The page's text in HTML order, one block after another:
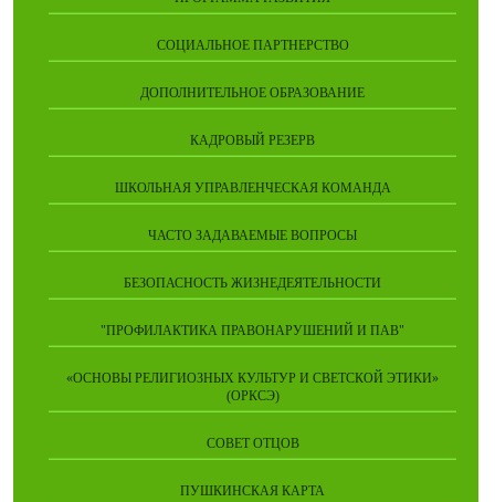
СОЦИАЛЬНОЕ ПАРТНЕРСТВО
ДОПОЛНИТЕЛЬНОЕ ОБРАЗОВАНИЕ
КАДРОВЫЙ РЕЗЕРВ
ШКОЛЬНАЯ УПРАВЛЕНЧЕСКАЯ КОМАНДА
ЧАСТО ЗАДАВАЕМЫЕ ВОПРОСЫ
БЕЗОПАСНОСТЬ ЖИЗНЕДЕЯТЕЛЬНОСТИ
"ПРОФИЛАКТИКА ПРАВОНАРУШЕНИЙ И ПАВ"
«ОСНОВЫ РЕЛИГИОЗНЫХ КУЛЬТУР И СВЕТСКОЙ ЭТИКИ»
(ОРКСЭ)
СОВЕТ ОТЦОВ
ПУШКИНСКАЯ КАРТА